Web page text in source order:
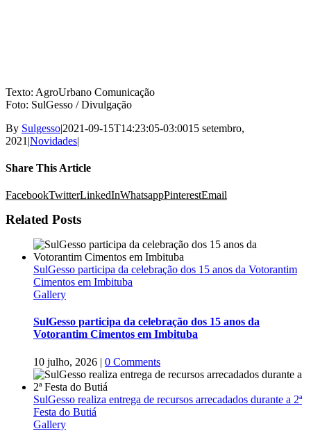
Texto: AgroUrbano Comunicação
Foto: SulGesso / Divulgação
By Sulgesso|2021-09-15T14:23:05-03:0015 setembro,
2021 |Novidades|
Share This Article
FacebookTwitterLinkedInWhatsappPinterestEmail
Related Posts
SulGesso participa da celebração dos 15 anos da Votorantim
Cimentos em Imbituba
Gallery
SulGesso participa da celebração dos 15 anos da
Votorantim Cimentos em Imbituba
10 julho, 2026 | 0 Comments
SulGesso realiza entrega de recursos arrecadados durante a 2ª
Festa do Butiá
Gallery